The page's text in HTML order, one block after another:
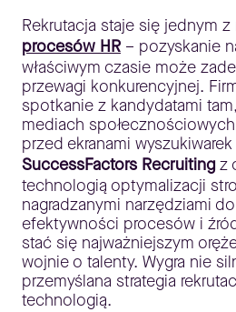
Rekrutacja staje się jednym
procesów HR – pozyskanie
właściwym czasie może
przewagi konkurencyjnej.
spotkanie z kandydatami
mediach
przed ekranami
SuccessFactors Recruitingz
technologią optymalizacji
nagradzanymi narzędziami
efektywności procesów i
stać się najważniejszym
wojnie o talenty. Wygra nie
przemyślana strategia
technologią.